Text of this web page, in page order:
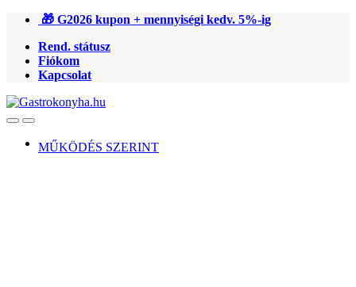
Ugrás
navigációhoz
Ugrás
tartalomra
🎁 G2026 kupon + mennyiségi kedv. 5%-ig
Rend. státusz
Fiókom
Kapcsolat
OpenClose
MŰKÖDÉS SZERINT